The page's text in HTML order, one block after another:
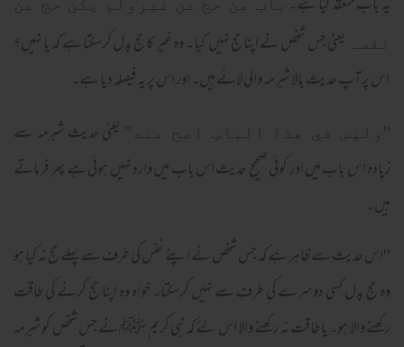
یہ باب منعقد کیا ہے۔
نفسہ
یعنی جس شخص نے اپنا حج نہیں کیا۔ وہ غیر کا حج بدل کرسکتا ہے کہ یا نہیں؟
اس پر آپ حدیث بالا شبرمہ والی لائے ہیں۔ اور اس پر یہ فیصلہ دیا ہے۔
"وليس في هذا الباب اصح منه" یعنی حدیث شبرمہ سے
زیادہ اس باب میں اور کوئی صحیح حدیث اس باب میں وارد نہیں ہوئی ہے پھر فرماتے
ہیں۔
''اس حدیث سے ظاہر ہے کہ جس شخص نے اپنے نفس کی طرف سے پہلے حج نہ کیا ہو
وہ حج بدل کسی دوسرے کی طرف سے نہیں کرسکتا۔ خواہ وہ اپنا حج کرنے کی طاقت
رکھنے والا ہو۔ یا طاقت نہ رکھنے والا اس لئے کہ نبی کریم ﷺ نے جس شخص کو شبرمہ